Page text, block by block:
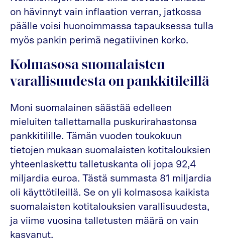
on hävinnyt vain inflaation verran, jatkossa
päälle voisi huonoimmassa tapauksessa tulla
myös pankin perimä negatiivinen korko.
Kolmasosa suomalaisten
varallisuudesta on pankkitileillä
Moni suomalainen säästää edelleen
mieluiten tallettamalla puskurirahastonsa
pankkitilille. Tämän vuoden toukokuun
tietojen mukaan suomalaisten kotitalouksien
yhteenlaskettu talletuskanta oli jopa 92,4
miljardia euroa. Tästä summasta 81 miljardia
oli käyttötileillä. Se on yli kolmasosa kaikista
suomalaisten kotitalouksien varallisuudesta,
ja viime vuosina talletusten määrä on vain
kasvanut.